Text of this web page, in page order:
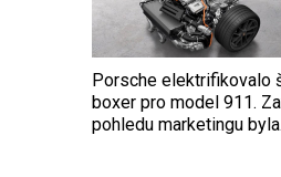
Porsche elektrifikovalo
boxer pro model 911.
pohledu marketingu